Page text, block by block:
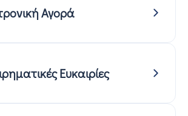
Αγορά
Ευκαιρίες